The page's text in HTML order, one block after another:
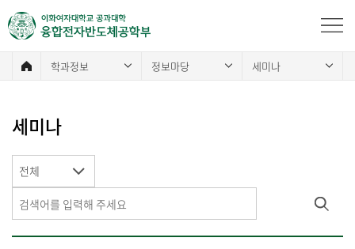
학과정보 정보마당 세미나
세미나
전체